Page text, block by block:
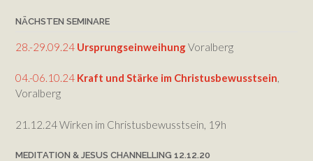
NÄCHSTEN SEMINARE
28.-29.09.24 UrsprungseinweihungVoralberg
04.-06.10.24 Kraft und Stärke im Christusbewusstsein,
Voralberg
21.12.24 Wirken im Christusbewusstsein, 19h
MEDITATION & JESUS CHANNELLING 12.12.20